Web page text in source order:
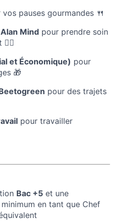
vos pauses gourmandes 🍴
Mind pour prendre soin
et Économique) pour
🎁
pour des trajets
pour travailler
Bac +5 et une
minimum en tant que Chef